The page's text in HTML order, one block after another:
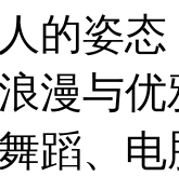
的姿态
漫与优
蹈、